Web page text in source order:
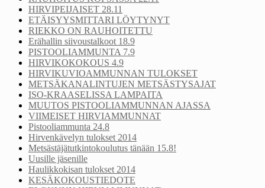
HIRVIPEIJAISET 28.11
ETÄISYYSMITTARI LÖYTYNYT
RIEKKO ON RAUHOITETTU
Erähallin siivoustalkoot 18.9
PISTOOLIAMMUNTA 7.9
HIRVIKOKOKOUS 4.9
HIRVIKUVIOAMMUNNAN TULOKSET
METSÄKANALINTUJEN METSÄSTYSAJAT
ISO-KRAASELISSA LAMPAITA
MUUTOS PISTOOLIAMMUNNAN AJASSA
VIIMEISET HIRVIAMMUNNAT
Pistooliammunta 24.8
Hirvenkävelyn tulokset 2014
Metsästäjätutkintokoulutus tänään 15.8!
Uusille jäsenille
Haulikkokisan tulokset 2014
KESÄKOKOUSTIEDOTE